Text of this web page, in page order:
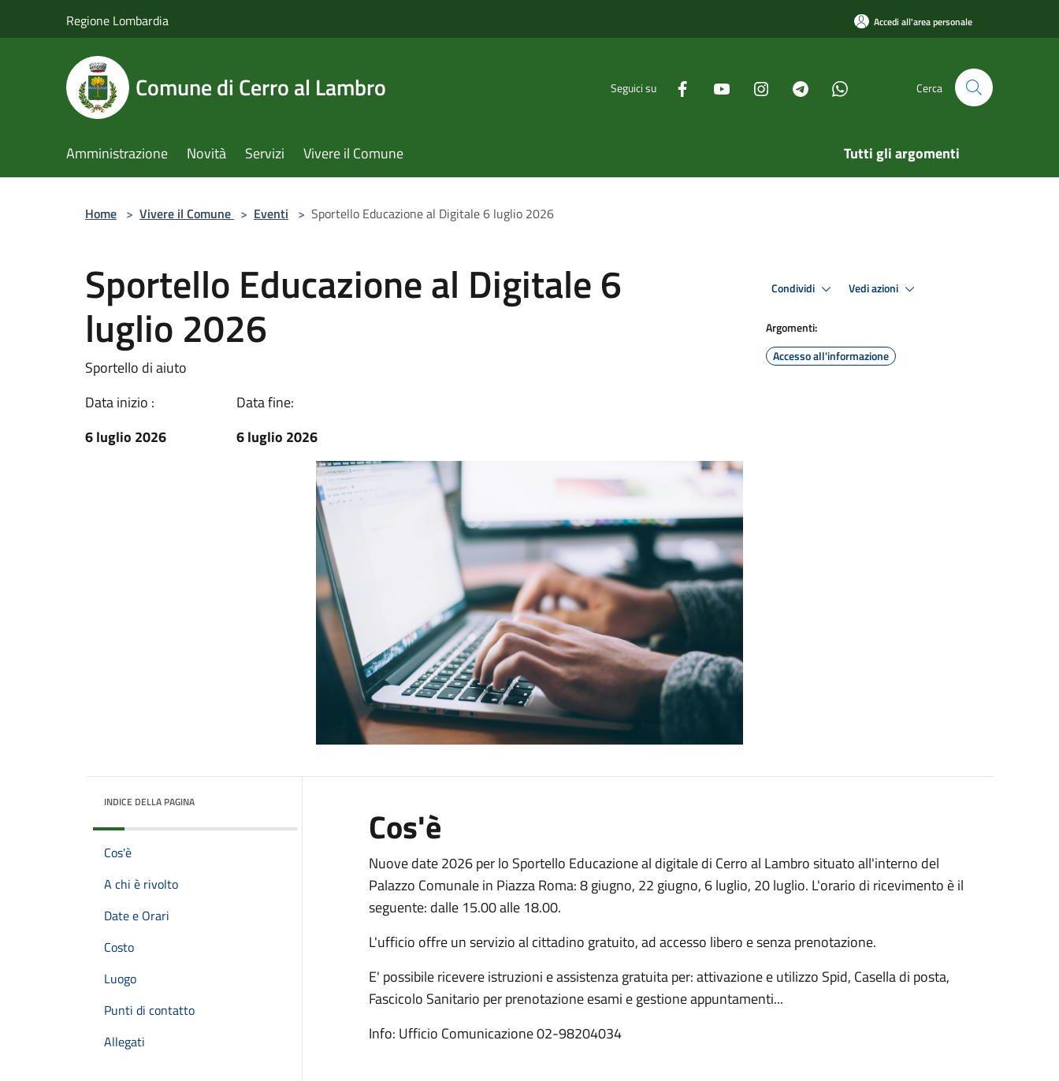
Regione Lombardia Accedi all'area personale
Comune di Cerro al Lambro Seguici su Cerca
Amministrazione Novità Servizi Vivere il Comune Tutti gli argomenti
Home > Vivere il Comune > Eventi > Sportello Educazione al Digitale 6 luglio 2026
Sportello Educazione al Digitale 6
luglio 2026
Sportello di aiuto
Data inizio :
6 luglio 2026
Data fine:
6 luglio 2026
Condividi Vedi azioni
Argomenti:
Accesso all'informazione
INDICE DELLA PAGINA
Cos'è
A chi è rivolto
Date e Orari
Costo
Luogo
Punti di contatto
Allegati
Cos'è
Nuove date 2026 per lo Sportello Educazione al digitale di Cerro al Lambro situato all'interno del
Palazzo Comunale in Piazza Roma: 8 giugno, 22 giugno, 6 luglio, 20 luglio. L'orario di ricevimento è il
seguente: dalle 15.00 alle 18.00.
L'ufficio offre un servizio al cittadino gratuito, ad accesso libero e senza prenotazione.
E' possibile ricevere istruzioni e assistenza gratuita per: attivazione e utilizzo Spid, Casella di posta,
Fascicolo Sanitario per prenotazione esami e gestione appuntamenti...
Info: Ufficio Comunicazione 02-98204034